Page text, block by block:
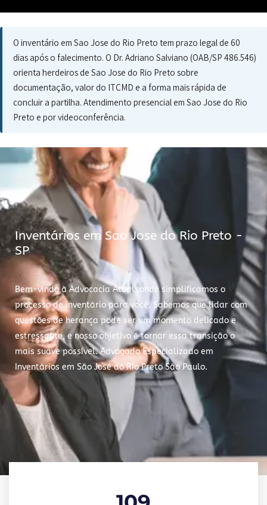
O inventário em Sao Jose do Rio Preto tem prazo legal de 60
dias após o falecimento. O Dr. Adriano Salviano (OAB/SP 486.546)
orienta herdeiros de Sao Jose do Rio Preto sobre
documentação, valor do ITCMD e a forma mais rápida de
concluir a partilha. Atendimento presencial em Sao Jose do Rio
Preto e por videoconferência.
Inventários em Sao Jose do Rio Preto -
SP
Bem-vindo à Advocacia Atual, onde simplificamos o
processo de inventário para você. Sabemos que lidar com
questões de herança pode ser um momento delicado e
estressante, e nosso objetivo é tornar essa transição o
mais suave possível. Advogado Especializado em
Inventários em São José do Rio Preto São Paulo.